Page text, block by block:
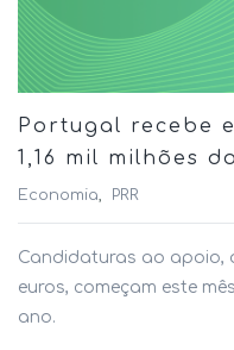
Portugal recebe
1,16 mil milhões
Economia PRR
Candidaturas ao apoio,
euros, começam este
ano.